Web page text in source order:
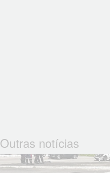
Outras notícias